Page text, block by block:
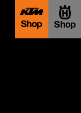
Shop Shop